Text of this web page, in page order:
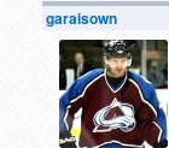
garaisown